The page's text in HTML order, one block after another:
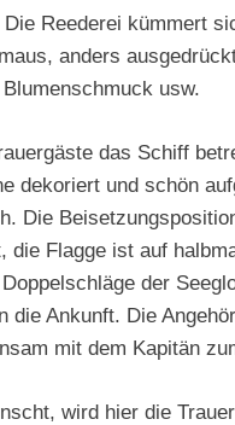
Die Reederei kümmert
anders
usw.
das Schiff
dekoriert und schön
Die
die Flagge ist auf
der
die Ankunft. Die
mit dem Kapitän
wird hier die